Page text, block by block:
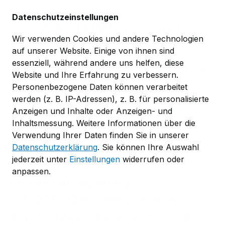
Zum Hauptinhalt springen
TÜV-Verband-Regelwerk
TÜV-Verband-Werkstoffblätter
WB 485
Hochwarmfeste
Datenschutzeinstellungen
Wir verwenden Cookies und andere Technologien
auf unserer Website. Einige von ihnen sind
essenziell, während andere uns helfen, diese
Website und Ihre Erfahrung zu verbessern.
Personenbezogene Daten können verarbeitet
werden (z. B. IP-Adressen), z. B. für personalisierte
Anzeigen und Inhalte oder Anzeigen- und
Inhaltsmessung. Weitere Informationen über die
Verwendung Ihrer Daten finden Sie in unserer
Datenschutzerklärung. Sie können Ihre Auswahl
jederzeit unter Einstellungen widerrufen oder
anpassen.